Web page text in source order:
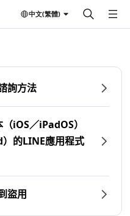
中文(繁體)
詢方法
iOS／iPadOS）
的LINE應用程式
盜用